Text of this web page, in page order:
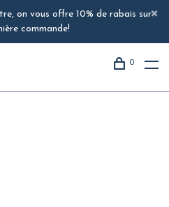
on vous offre 10% de rabais sur
commande!
0